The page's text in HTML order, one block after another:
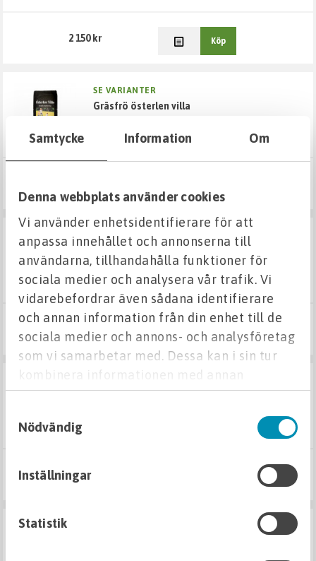
Samtycke Information Om
Denna webbplats använder cookies
Vi använder enhetsidentifierare för att
anpassa innehållet och annonserna till
användarna, tillhandahålla funktioner för
sociala medier och analysera vår trafik. Vi
vidarebefordrar även sådana identifierare
och annan information från din enhet till de
sociala medier och annons- och analysföretag
som vi samarbetar med. Dessa kan i sin tur
kombinera informationen med annan
information som du har tillhandahållit eller
som de har samlat in när du har använt deras
tjänster.
Nödvändig
Inställningar
Statistik
Gröna tak tillbehör
Gräsfrö och plantering
Bevattning
Blocksten
Övrigt
Plintar
Kantsten
Markavloppsrör, delar och tillbehör
Tryckrör, delar och ventiler
2 150 kr Köp
SE VARIANTER
gräsfrö österlen villa
I LAGER
MED JÄRN
265 kr Köp
180 kr